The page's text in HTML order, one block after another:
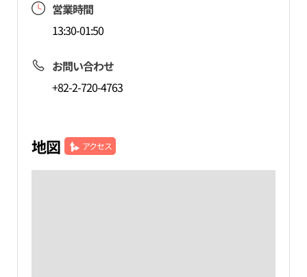
営業時間
13:30-01:50
お問い合わせ
+82-2-720-4763
地図 アクセス